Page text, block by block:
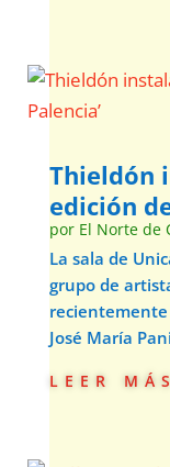
Thieldón
edición
por El Norte de
La sala de
grupo de
José María
leer más